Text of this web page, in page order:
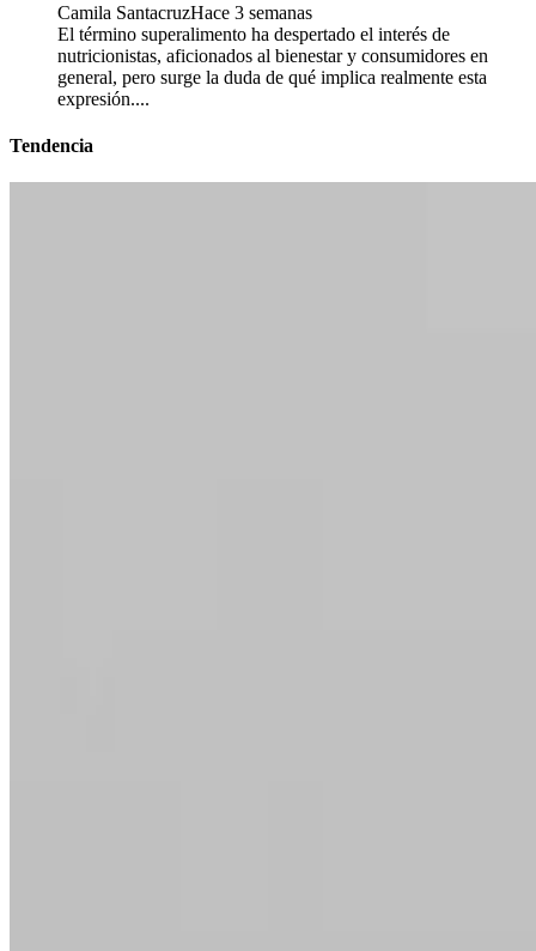
Camila SantacruzHace 3 semanas
El término superalimento ha despertado el interés de
nutricionistas, aficionados al bienestar y consumidores en
general, pero surge la duda de qué implica realmente esta
expresión....
Tendencia